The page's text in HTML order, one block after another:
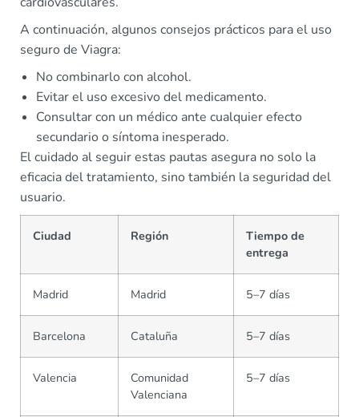
A continuación, algunos consejos prácticos para el uso
seguro de Viagra:
No combinarlo con alcohol.
Evitar el uso excesivo del medicamento.
Consultar con un médico ante cualquier efecto
secundario o síntoma inesperado.
El cuidado al seguir estas pautas asegura no solo la
eficacia del tratamiento, sino también la seguridad del
usuario.
Ciudad Región
Tiempo de
entrega
Madrid Madrid 5–7 días
Barcelona Cataluña 5–7 días
Valencia
Comunidad
Valenciana
5–7 días